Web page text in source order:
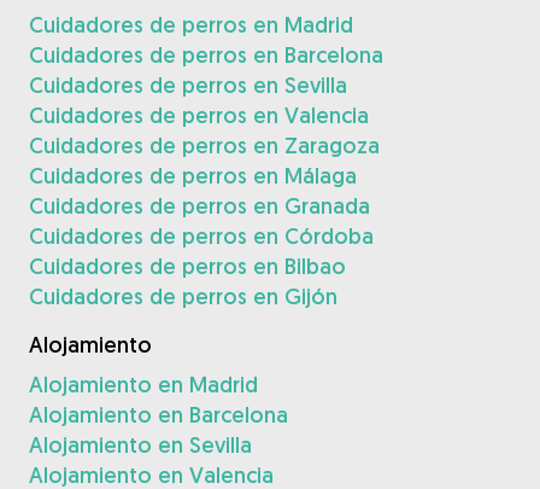
Cuidadores de perros en Madrid
Cuidadores de perros en Barcelona
Cuidadores de perros en Sevilla
Cuidadores de perros en Valencia
Cuidadores de perros en Zaragoza
Cuidadores de perros en Málaga
Cuidadores de perros en Granada
Cuidadores de perros en Córdoba
Cuidadores de perros en Bilbao
Cuidadores de perros en Gijón
Alojamiento
Alojamiento en Madrid
Alojamiento en Barcelona
Alojamiento en Sevilla
Alojamiento en Valencia